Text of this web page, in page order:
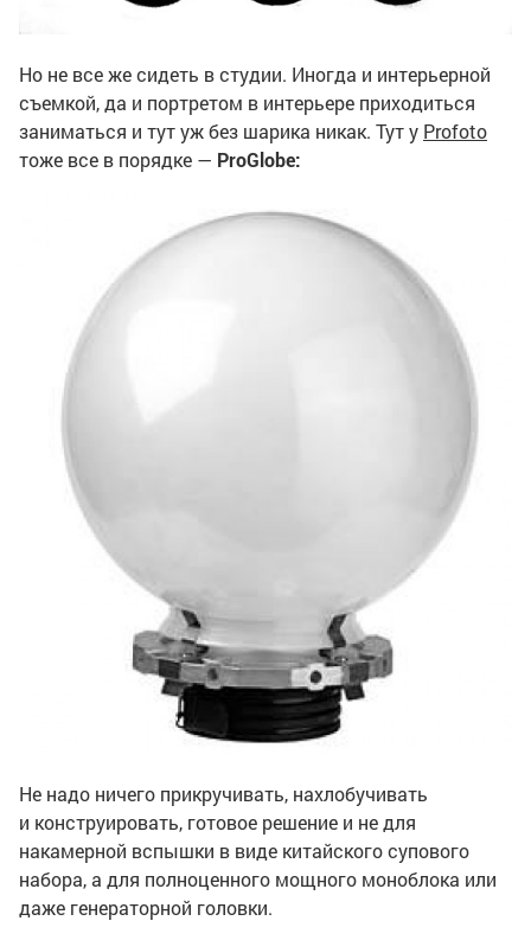
Но не все же сидеть в студии. Иногда и интерьерной
съемкой, да и портретом в интерьере приходиться
заниматься и тут уж без шарика никак. Тут у Profoto
тоже все в порядке — ProGlobe:
Не надо ничего прикручивать, нахлобучивать
и конструировать, готовое решение и не для
накамерной вспышки в виде китайского супового
набора, а для полноценного мощного моноблока или
даже генераторной головки.